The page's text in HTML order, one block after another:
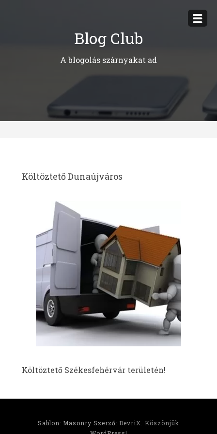
Blog Club
A blogolás szárnyakat ad
Költöztető Dunaújváros
Költöztető Székesfehérvár területén!
Sablon: Masonry Szerző: DevriX
Köszönjük